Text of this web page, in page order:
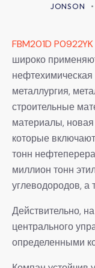
JONSON
FBM201D
широко
металлургия,
строительные
материалы, новая
которые
тонн
миллион тонн
углеводородов,
Действительно,
центрального
определенными